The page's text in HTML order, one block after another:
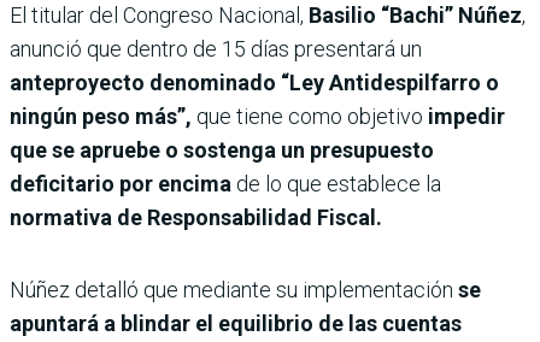
El titular del Congreso Nacional, Basilio “Bachi” Núñez,
anunció que dentro de 15 días presentará un
anteproyecto denominado “Ley Antidespilfarro o
ningún peso más”, que tiene como objetivo impedir
que se apruebe o sostenga un presupuesto
deficitario por encima de lo que establece la
normativa de Responsabilidad Fiscal.
Núñez detalló que mediante su implementación se
apuntará a blindar el equilibrio de las cuentas